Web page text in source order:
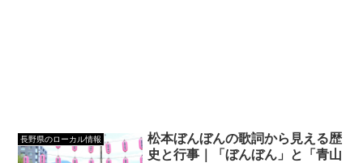
長野県のローカル情報
松本ぼんぼんの歌詞から見える歴
史と行事｜「ぼんぼん」と「青山